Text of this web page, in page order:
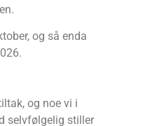
og så enda
2026.
og noe vi i
selvfølgelig stiller